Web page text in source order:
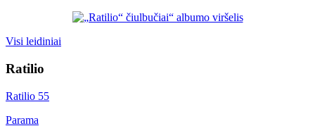
Visi leidiniai
Ratilio
Ratilio 55
Parama